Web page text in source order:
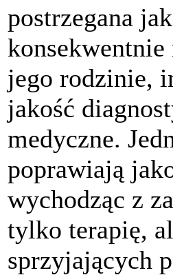
postrzegana
jego rodzinie,
jakość
medyczne.
poprawiają
wychodząc z
tylko terapię,
sprzyjających